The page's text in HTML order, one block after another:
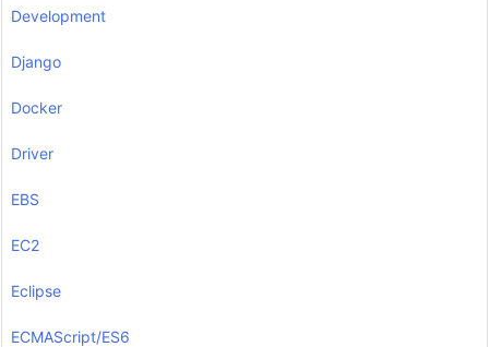
Development
Django
Docker
Driver
EBS
EC2
Eclipse
ECMAScript/ES6